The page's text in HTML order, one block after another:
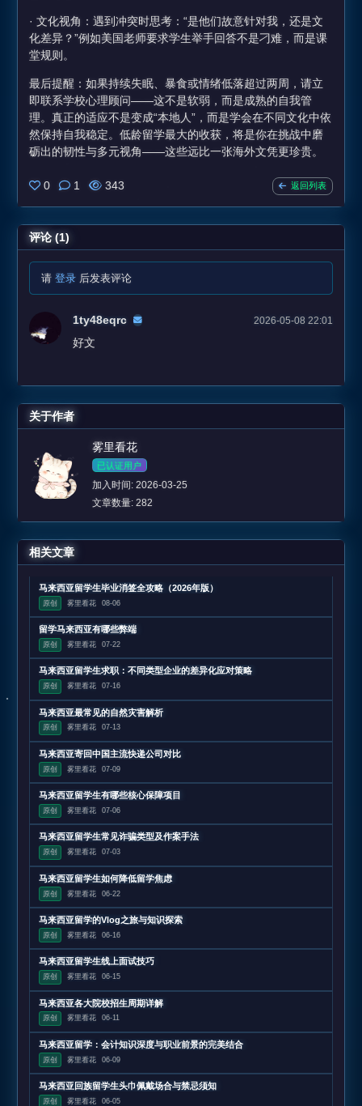
· 文化视角：遇到冲突时思考：“是他们故意针对我，还是文
化差异？”例如美国老师要求学生举手回答不是刁难，而是课
堂规则。
最后提醒：如果持续失眠、暴食或情绪低落超过两周，请立
即联系学校心理顾问——这不是软弱，而是成熟的自我管
理。真正的适应不是变成“本地人”，而是学会在不同文化中依
然保持自我稳定。低龄留学最大的收获，将是你在挑战中磨
砺出的韧性与多元视角——这些远比一张海外文凭更珍贵。
0 1 343 返回列表
评论 (1)
请 登录 后发表评论
1ty48eqrc 2026-05-08 22:01
好文
关于作者
雾里看花
已认证用户
加入时间: 2026-03-25
文章数量: 282
相关文章
马来西亚留学生毕业消签全攻略（2026年版）
原创 雾里看花 08-06
留学马来西亚有哪些弊端
原创 雾里看花 07-22
马来西亚留学生求职：不同类型企业的差异化应对策略
原创 雾里看花 07-16
马来西亚最常见的自然灾害解析
原创 雾里看花 07-13
马来西亚寄回中国主流快递公司对比
原创 雾里看花 07-09
马来西亚留学生有哪些核心保障项目
原创 雾里看花 07-06
马来西亚留学生常见诈骗类型及作案手法
原创 雾里看花 07-03
马来西亚留学生如何降低留学焦虑
原创 雾里看花 06-22
马来西亚留学的Vlog之旅与知识探索
原创 雾里看花 06-16
马来西亚留学生线上面试技巧
原创 雾里看花 06-15
马来西亚各大院校招生周期详解
原创 雾里看花 06-11
马来西亚留学：会计知识深度与职业前景的完美结合
原创 雾里看花 06-09
马来西亚回族留学生头巾佩戴场合与禁忌须知
原创 雾里看花 06-05